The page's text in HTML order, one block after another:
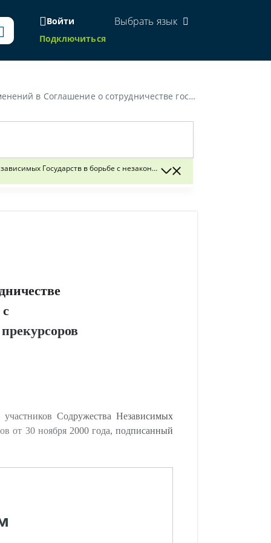
Войти
Подключиться
Выбрать язык
наркотических средств, психотропных веществ и прекурсоров от 30 ноября 2000 года»
Государств в борьбе с незаконным оборотом наркотических
Содружества Независимых
от 30 ноября 2000 года, подписанный